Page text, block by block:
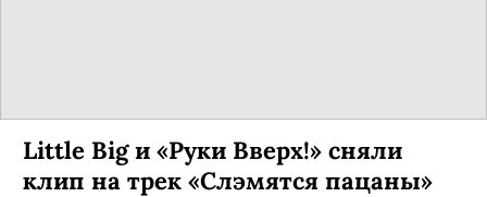
Little Big и «Руки Вверх!» сняли
клип на трек «Слэмятся пацаны»